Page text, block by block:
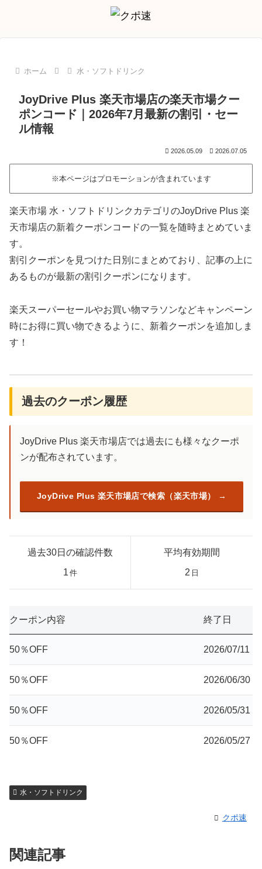
ホーム 水・ソフトドリンク
JoyDrive Plus 楽天市場店の楽天市場クー
ポンコード｜2026年7月最新の割引・セー
ル情報
2026.05.09 2026.07.05
※本ページはプロモーションが含まれています
楽天市場 水・ソフトドリンクカテゴリのJoyDrive Plus 楽
天市場店の新着クーポンコードの一覧を随時まとめていま
す。
割引クーポンを見つけた日別にまとめており、記事の上に
あるものが最新の割引クーポンになります。
楽天スーパーセールやお買い物マラソンなどキャンペーン
時にお得に買い物できるように、新着クーポンを追加しま
す！
過去のクーポン履歴
JoyDrive Plus 楽天市場店では過去にも様々なクーポ
ンが配布されています。
JoyDrive Plus 楽天市場店で検索（楽天市場）
過去30日の確認件数
1件
平均有効期間
2 日
クーポン内容 終了日
50％OFF 2026/07/11
50％OFF 2026/06/30
50％OFF 2026/05/31
50％OFF 2026/05/27
水・ソフトドリンク
クポ速
関連記事